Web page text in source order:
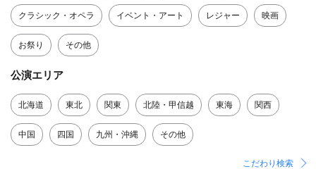
クラシック・オペラ イベント・アート レジャー 映画
お祭り その他
公演エリア
北海道 東北 関東 北陸・甲信越 東海 関西
中国 四国 九州・沖縄 その他
こだわり検索